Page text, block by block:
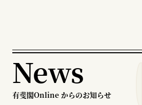
News
有斐閣Online からのお知らせ